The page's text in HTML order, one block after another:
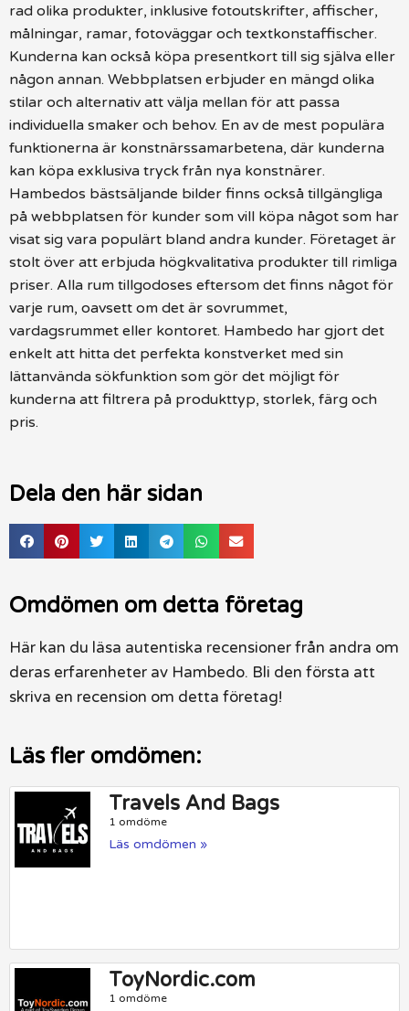
rad olika produkter, inklusive fotoutskrifter, affischer,
målningar, ramar, fotoväggar och textkonstaffischer.
Kunderna kan också köpa presentkort till sig själva eller
någon annan. Webbplatsen erbjuder en mängd olika
stilar och alternativ att välja mellan för att passa
individuella smaker och behov. En av de mest populära
funktionerna är konstnärssamarbetena, där kunderna
kan köpa exklusiva tryck från nya konstnärer.
Hambedos bästsäljande bilder finns också tillgängliga
på webbplatsen för kunder som vill köpa något som har
visat sig vara populärt bland andra kunder. Företaget är
stolt över att erbjuda högkvalitativa produkter till rimliga
priser. Alla rum tillgodoses eftersom det finns något för
varje rum, oavsett om det är sovrummet,
vardagsrummet eller kontoret. Hambedo har gjort det
enkelt att hitta det perfekta konstverket med sin
lättanvända sökfunktion som gör det möjligt för
kunderna att filtrera på produkttyp, storlek, färg och
pris.
Dela den här sidan
Omdömen om detta företag
Här kan du läsa autentiska recensioner från andra om
deras erfarenheter av Hambedo. Bli den första att
skriva en recension om detta företag!
Läs fler omdömen:
Travels And Bags
1 omdöme
Läs omdömen »
ToyNordic.com
1 omdöme